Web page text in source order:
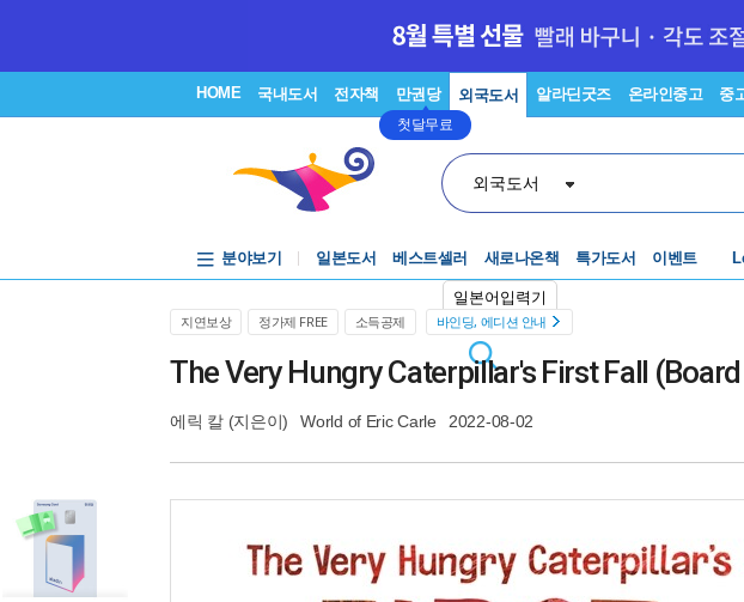
HOME 국내도서 전자책 만권당
첫달무료
외국도서 알라딘굿즈 온라인중고 중
외국도서
일본어입력기
분야보기 일본도서 베스트셀러 새로나온책 특가도서 이벤트
지연보상 정가제 FREE 소득공제 바인딩, 에디션 안내
The Very Hungry Caterpillar's First Fall
에릭 칼(지은이) World of Eric Carle 2022-08-02